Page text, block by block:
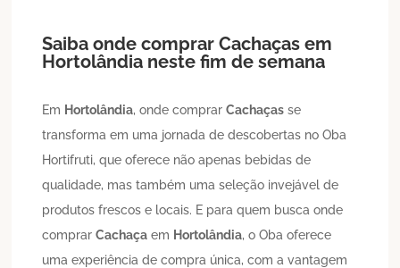
Saiba onde comprarCachaças em
Hortolândia neste fim de semana
Em Hortolândia, onde comprarCachaças se
transforma em uma jornada de descobertas no Oba
Hortifruti, que oferece não apenas bebidas de
qualidade, mas também uma seleção invejável de
produtos frescos e locais. E para quem busca onde
comprarCachaça em Hortolândia, o Oba oferece
uma experiência de compra única, com a vantagem